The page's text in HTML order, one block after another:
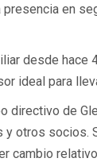
en
desde
ideal para
de
otros socios.
cambio